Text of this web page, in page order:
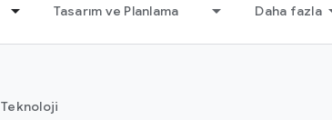
Tasarım ve Planlama Daha fazla
Teknoloji